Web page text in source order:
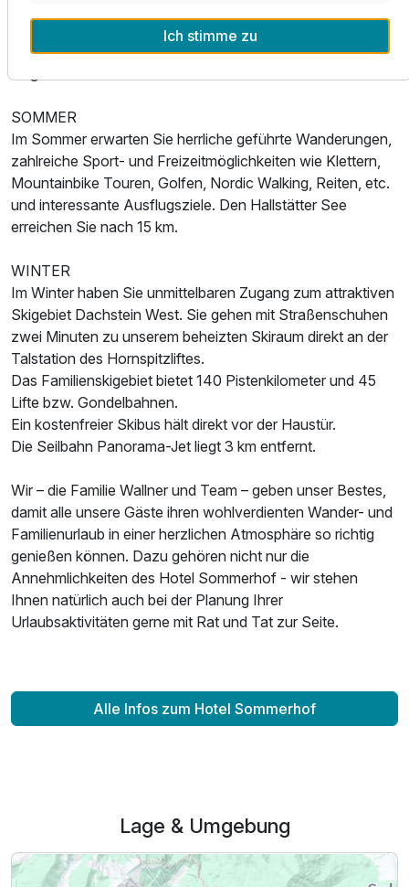
Für 3 Tage p.P. ab270,00 €
Familienzimmer
2 Erwachsene und 2 Kinder
Ausstattung
Für 3 Tage p.P. ab270,00 €
beheizten Außenpool, einem Kinderspielplatz mit einem
Trampolin, einer Hüpfburg und einer Liegewiese mit
SOMMER
Im Sommer erwarten Sie herrliche geführte Wanderungen,
zahlreiche Sport- und Freizeitmöglichkeiten wie Klettern,
Mountainbike Touren, Golfen, Nordic Walking, Reiten, etc.
und interessante Ausflugsziele. Den Hallstätter See
erreichen Sie nach 15 km.
WINTER
Im Winter haben Sie unmittelbaren Zugang zum attraktiven
Skigebiet Dachstein West. Sie gehen mit Straßenschuhen
zwei Minuten zu unserem beheizten Skiraum direkt an der
Talstation des Hornspitzliftes.
Das Familienskigebiet bietet 140 Pistenkilometer und 45
Lifte bzw. Gondelbahnen.
Ein kostenfreier Skibus hält direkt vor der Haustür.
Die Seilbahn Panorama-Jet liegt 3 km entfernt.
Wir – die Familie Wallner und Team – geben unser Bestes,
damit alle unsere Gäste ihren wohlverdienten Wander- und
Familienurlaub in einer herzlichen Atmosphäre so richtig
genießen können. Dazu gehören nicht nur die
Annehmlichkeiten des Hotel Sommerhof - wir stehen
Ihnen natürlich auch bei der Planung Ihrer
Urlaubsaktivitäten gerne mit Rat und Tat zur Seite.
Alle Infos zum Hotel Sommerhof
Lage & Umgebung
Ich stimme zu